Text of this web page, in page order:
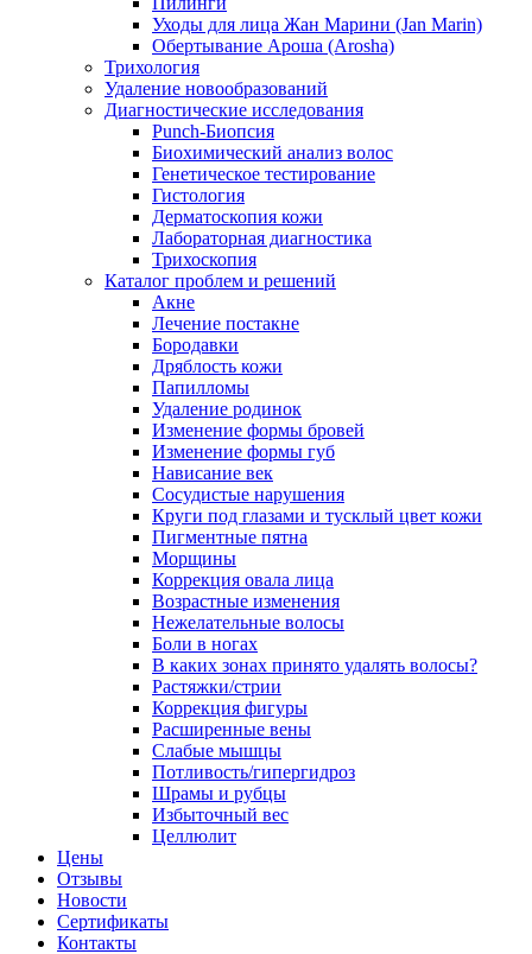
Уходы для лица Жан Марини (Jan Marin)
Обертывание Ароша (Arosha)
Трихология
Удаление новообразований
Диагностические исследования
Punch-Биопсия
Биохимический анализ волос
Генетическое тестирование
Гистология
Дерматоскопия кожи
Лабораторная диагностика
Трихоскопия
Каталог проблем и решений
Акне
Лечение постакне
Бородавки
Дряблость кожи
Папилломы
Удаление родинок
Изменение формы бровей
Изменение формы губ
Нависание век
Сосудистые нарушения
Круги под глазами и тусклый цвет кожи
Пигментные пятна
Морщины
Коррекция овала лица
Возрастные изменения
Нежелательные волосы
Боли в ногах
В каких зонах принято удалять волосы?
Растяжки/стрии
Коррекция фигуры
Расширенные вены
Слабые мышцы
Потливость/гипергидроз
Шрамы и рубцы
Избыточный вес
Целлюлит
Цены
Отзывы
Новости
Сертификаты
Контакты